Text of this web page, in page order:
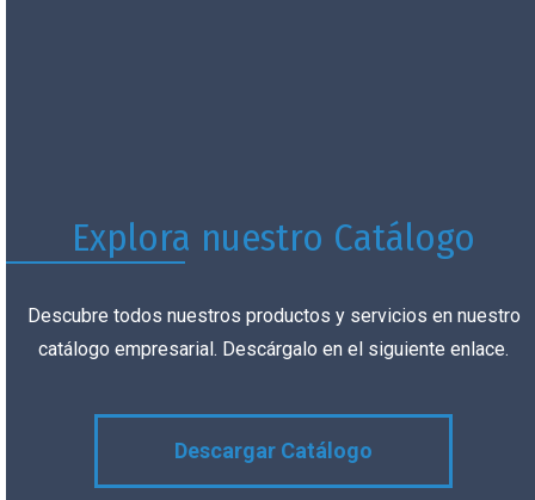
Explora nuestro Catálogo
Descubre todos nuestros productos y servicios en nuestro
catálogo empresarial. Descárgalo en el siguiente enlace.
Descargar Catálogo